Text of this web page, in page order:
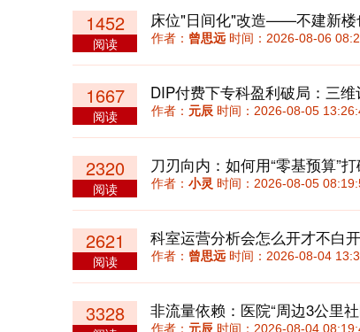
1452
阅读
床位"日间化"改造——不建新楼
作者： 曾思远 时间：2026-08-06
1667
阅读 作者： 元辰 时间：2026-08-05
2320
阅读
刀刃向内：如何用“零基预算”
作者： 小灵 时间：2026-08-05
2621
阅读
科室运营分析会怎么开才不白
作者： 曾思远 时间：2026-08-04
3328 非流量依赖：医院“周边3公里
作者： 元辰 时间：2026-08-04